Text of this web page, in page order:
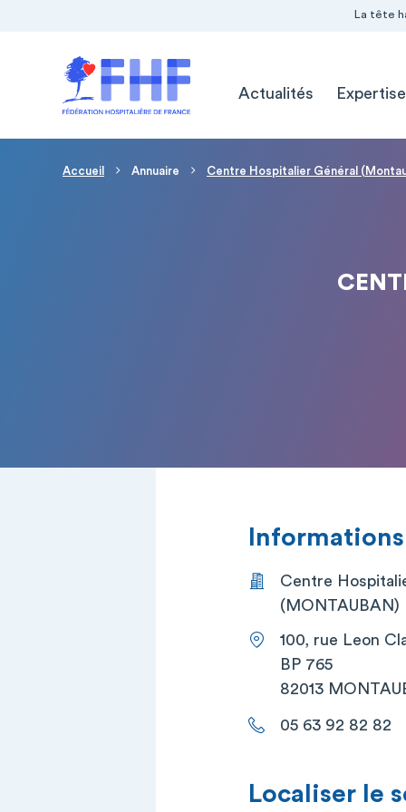
La tête
Actualités
Fil d'Ariane
Accueil Annuaire Centre Hospitalier Général
Centre
(MONTAUBAN)
100, rue Leon
BP 765
82013
05 63 92 82 82
Localiser le